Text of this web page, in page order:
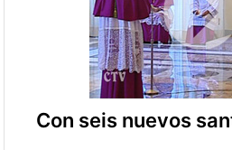
Con seis nuevos